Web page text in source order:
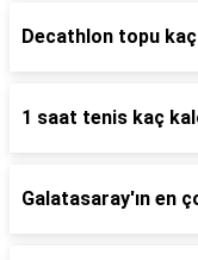
Decathlon topu
1 saat tenis kaç
Galatasaray'ın en